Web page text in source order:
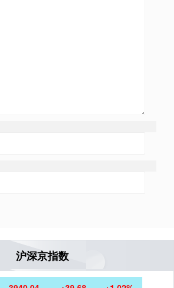
沪深京指数